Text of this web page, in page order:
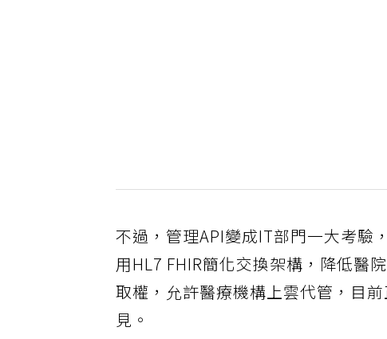
不過，管理API變成IT部門一大考驗
用HL7 FHIR簡化交換架構，降低醫
取權，允許醫療機構上雲代管，目
見。